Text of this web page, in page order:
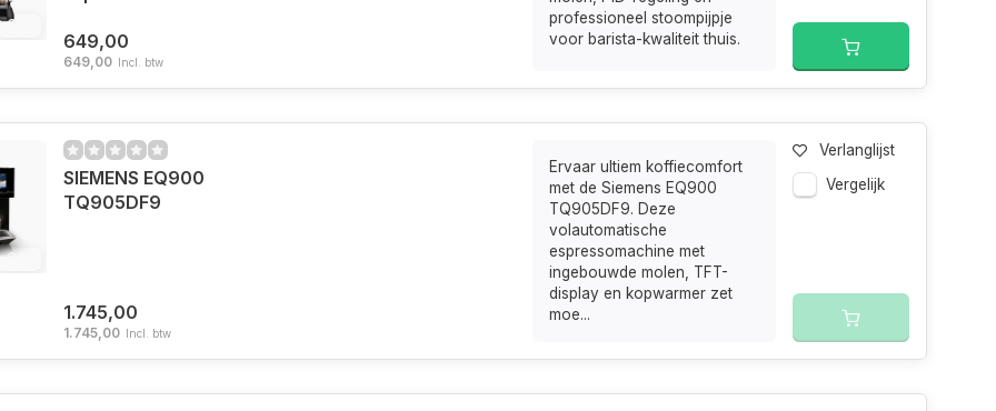
6%
649,00
649,00 Incl. btw
professioneel stoompijpje
voor barista-kwaliteit thuis.
6%
SIEMENS EQ900
TQ905DF9
1.745,00
1.745,00 Incl. btw
Ervaar ultiem koffiecomfort
met de Siemens EQ900
TQ905DF9. Deze
volautomatische
espressomachine met
ingebouwde molen, TFT-
display en kopwarmer zet
moe...
Verlanglijst
Vergelijk